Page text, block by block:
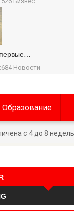
Новости
Образование
с 4 до 8 недель